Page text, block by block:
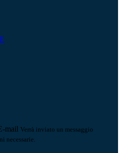
mail Verrà inviato un messaggio
necessarie.